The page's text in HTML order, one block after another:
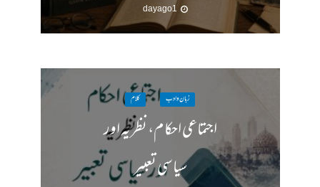
1 day ago
زبان وادب کلام
اجتماعی احکام، نظریہ اور
سیاسی تعبیر